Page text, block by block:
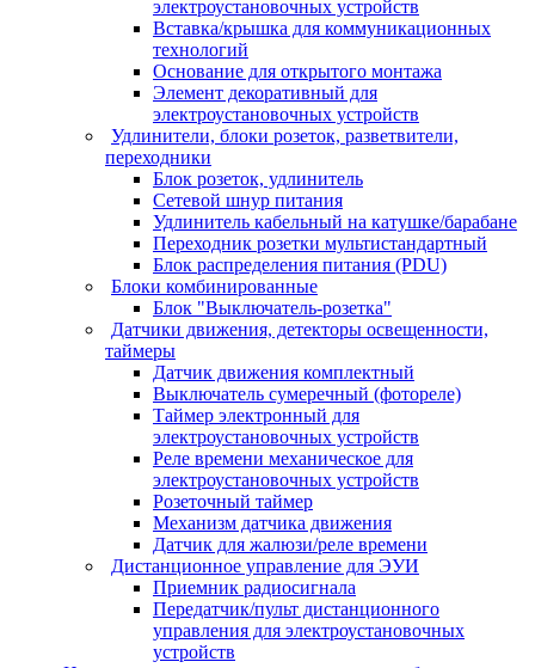
электроустановочных устройств
Вставка/крышка для коммуникационных
технологий
Основание для открытого монтажа
Элемент декоративный для
электроустановочных устройств
Удлинители, блоки розеток, разветвители,
переходники
Блок розеток, удлинитель
Сетевой шнур питания
Удлинитель кабельный на катушке/барабане
Переходник розетки мультистандартный
Блок распределения питания (PDU)
Блоки комбинированные
Блок "Выключатель-розетка"
Датчики движения, детекторы освещенности,
таймеры
Датчик движения комплектный
Выключатель сумеречный (фотореле)
Таймер электронный для
электроустановочных устройств
Реле времени механическое для
электроустановочных устройств
Розеточный таймер
Механизм датчика движения
Датчик для жалюзи/реле времени
Дистанционное управление для ЭУИ
Приемник радиосигнала
Передатчик/пульт дистанционного
управления для электроустановочных
устройств